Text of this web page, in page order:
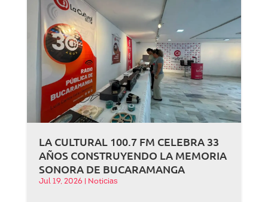
LA CULTURAL 100.7 FM CELEBRA 33
AÑOS CONSTRUYENDO LA MEMORIA
SONORA DE BUCARAMANGA
Jul 19, 2026 Noticias